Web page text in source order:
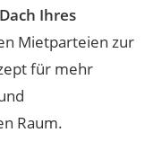
Ihres
Mietparteien zur
für mehr
Raum.